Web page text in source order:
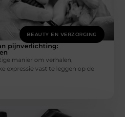
BEAUTY EN VERZORGING
pijnverlichting:
manier om verhalen,
expressie vast te leggen op de